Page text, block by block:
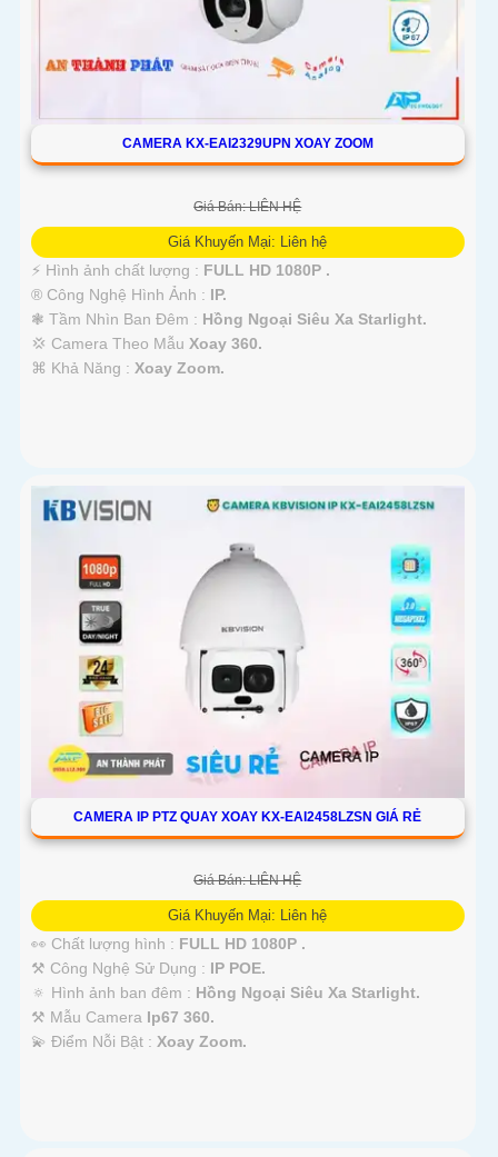
CAMERA KX-EAI2329UPN XOAY ZOOM
Giá Bán: LIÊN HỆ
Giá Khuyến Mại: Liên hệ
️⚡ Hình ảnh chất lượng : FULL HD 1080P .
®️ Công Nghệ Hình Ảnh : IP.
❃ Tầm Nhìn Ban Đêm : Hồng Ngoại Siêu Xa Starlight.
💢 Camera Theo Mẫu Xoay 360.
️⌘ Khả Năng : Xoay Zoom.
CAMERA IP PTZ QUAY XOAY KX-EAI2458LZSN GIÁ RẺ
Giá Bán: LIÊN HỆ
Giá Khuyến Mại: Liên hệ
👀 Chất lượng hình : FULL HD 1080P .
⚒ Công Nghệ Sử Dụng : IP POE.
🔅 Hình ảnh ban đêm : Hồng Ngoại Siêu Xa Starlight.
⚒ Mẫu Camera Ip67 360.
️💫 Điểm Nỗi Bật : Xoay Zoom.